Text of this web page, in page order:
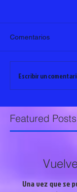
Comentarios
Escribir un
Featured Posts
Una vez que se